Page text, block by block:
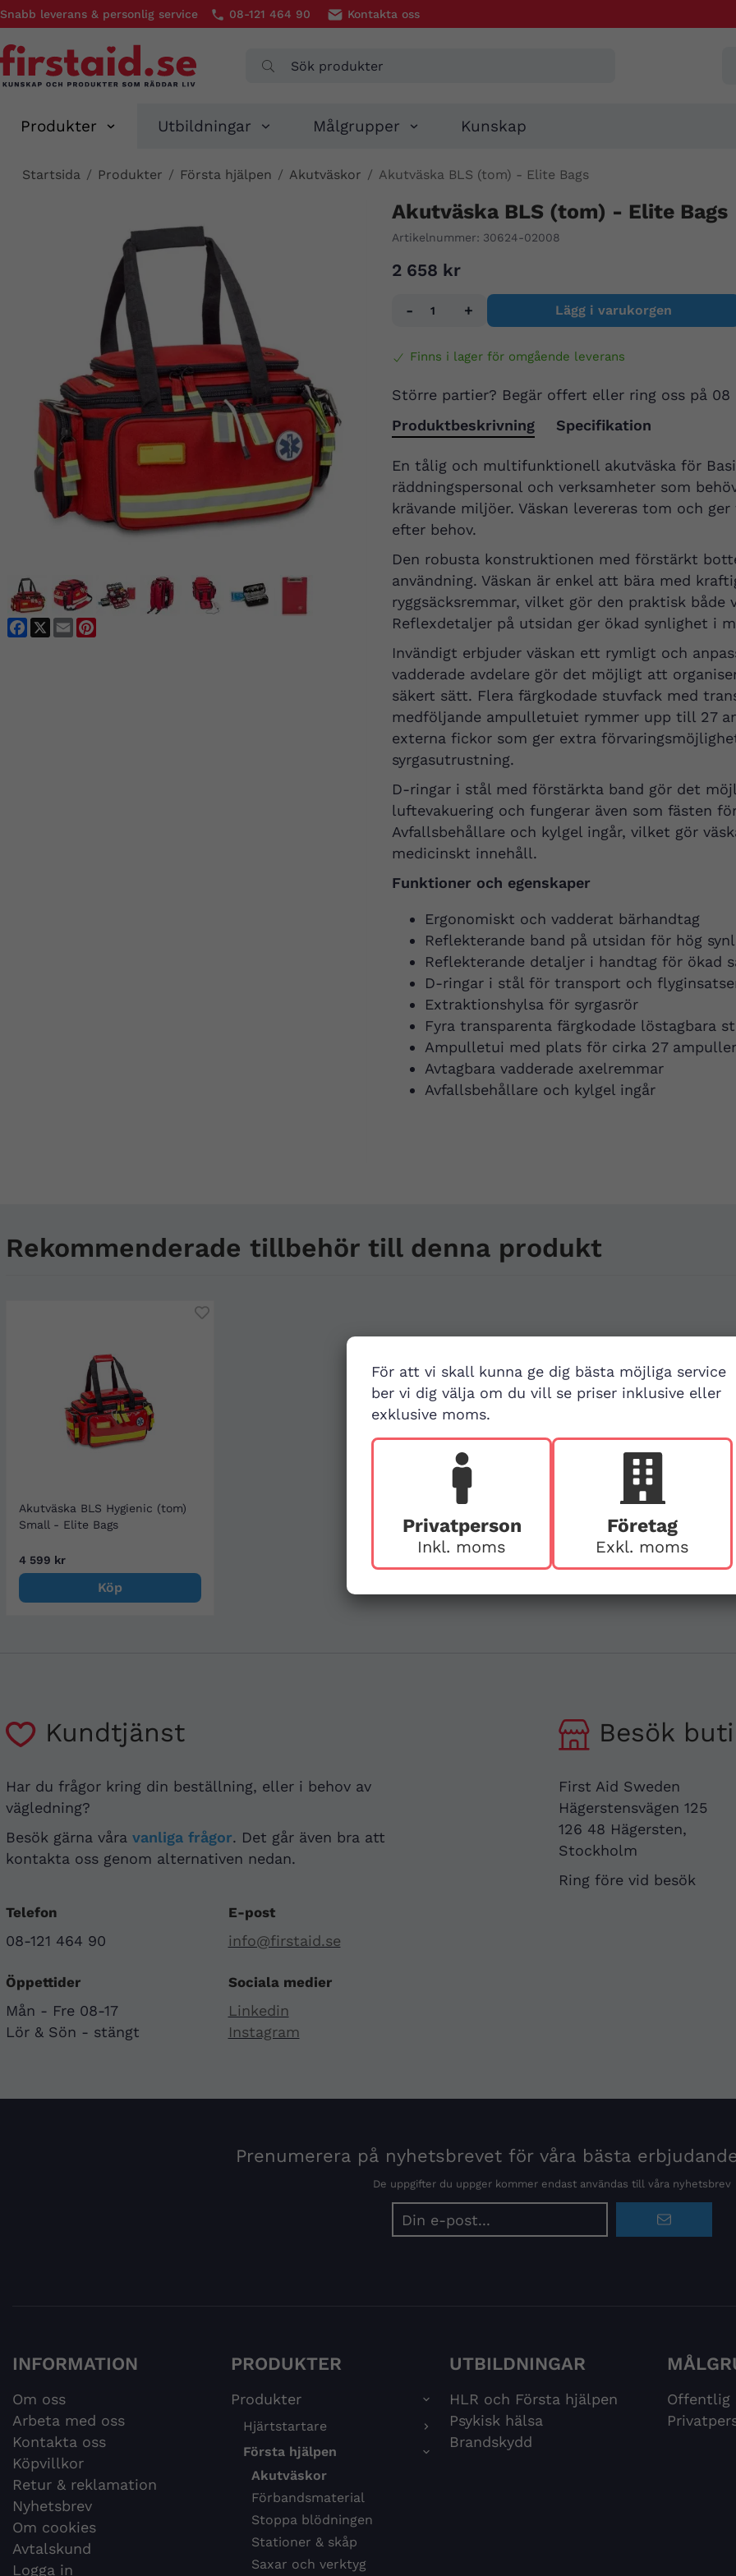
För att vi skall kunna ge dig bästa möjliga service
ber vi dig välja om du vill se priser inklusive eller
exklusive moms.
Privatperson
Inkl. moms
Företag
Exkl. moms
Snabb leverans & personlig service 08-121 464 90 Kontakta oss
Produkter Utbildningar Målgrupper Kunskap
Startsida / Produkter / Första hjälpen / Akutväskor / Akutväska BLS (tom) - Elite Bags
Facebook
X Email
Akutväska BLS (tom) - Elite Bags
Artikelnummer: 30624-02008
2 658 kr
- + Lägg i varukorgen
Finns i lager för omgående leverans
Större partier? Begär offert eller ring oss på 08
Produktbeskrivning
Specifikation
En tålig och multifunktionell akutväska för
räddningspersonal och verksamheter som
krävande miljöer. Väskan levereras tom och
efter behov.
Den robusta konstruktionen med förstärkt
användning. Väskan är enkel att bära med
ryggsäcksremmar, vilket gör den praktisk
Reflexdetaljer på utsidan ger ökad synlighet i
Invändigt erbjuder väskan ett rymligt och
vadderade avdelare gör det möjligt att
säkert sätt. Flera färgkodade stuvfack med
medföljande ampulletuiet rymmer upp till 27
externa fickor som ger extra
syrgasutrustning.
D-ringar i stål med förstärkta band gör det
luftevakuering och fungerar även som fästen
Avfallsbehållare och kylgel ingår, vilket gör
medicinskt innehåll.
Funktioner och egenskaper
Ergonomiskt och vadderat bärhandtag
Reflekterande band på utsidan för hög
Reflekterande detaljer i handtag för ökad
D-ringar i stål för transport och
Extraktionshylsa för syrgasrör
Fyra transparenta färgkodade löstagbara
Ampulletui med plats för cirka 27 ampuller
Avtagbara vadderade axelremmar
Avfallsbehållare och kylgel ingår
Rekommenderade tillbehör till denna produkt
Akutväska BLS Hygienic (tom)
Small - Elite Bags
4 599 kr
Köp
Kundtjänst
Har du frågor kring din beställning, eller i behov av
vägledning?
Besök gärna våra vanliga frågor. Det går även bra att
kontakta oss genom alternativen nedan.
Telefon
08-121 464 90
E-post
info@firstaid.se
Öppettider
Mån - Fre 08-17
Lör & Sön - stängt
Sociala medier
Linkedin
Instagram
Besök
First Aid Sweden
Hägerstensvägen 125
126 48 Hägersten,
Stockholm
Ring före vid besök
Prenumerera på nyhetsbrevet för våra bästa
De uppgifter du uppger kommer endast användas till våra nyhetsbrev
postadress
INFORMATION
Om oss
Arbeta med oss
Kontakta oss
Köpvillkor
Retur & reklamation
Nyhetsbrev
Om cookies
Avtalskund
Logga in
PRODUKTER
Produkter
Hjärtstartare
Första hjälpen
Akutväskor
Förbandsmaterial
Stoppa blödningen
Stationer & skåp
Saxar och verktyg
UTBILDNINGAR
HLR och Första hjälpen
Psykisk hälsa
Brandskydd
Offentlig